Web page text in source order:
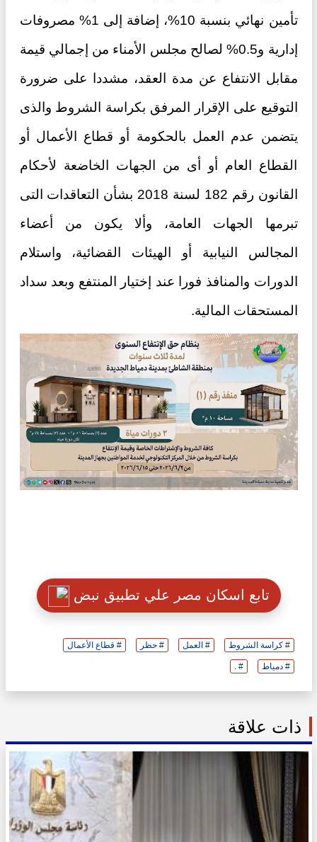
تأمين نهائي بنسبة 10%، إضافة إلى 1% مصروفات
إدارية و0.5% لصالح مجلس الأمناء من إجمالي قيمة
مقابل الانتفاع عن مدة العقد، مشددا على ضرورة
التوقيع على الإقرار المرفق بكراسة الشروط والذى
يتضمن عدم العمل بالحكومة أو قطاع الأعمال أو
القطاع العام أو أى من الجهات الخاضعة لأحكام
القانون رقم 182 لسنة 2018 بشأن التعاقدات التى
تبرمها الجهات العامة، وألا يكون من أعضاء
المجالس النيابية أو الهيئات القضائية، واستلام
الدورات والمنافذ فورا عند إختيار المنتفع وبعد سداد
المستحقات المالية.
تابع اسكان مصر علي تطبيق نبض
# كراسة الشروط # العمل # حظر # قطاع الأعمال
# دمياط # .
ذات علاقة